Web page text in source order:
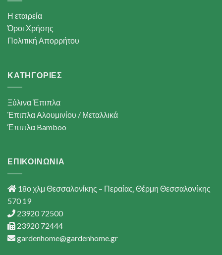
Η εταιρεία
Όροι Χρήσης
Πολιτική Απορρήτου
ΚΑΤΗΓΟΡΙΕΣ
Ξύλινα Έπιπλα
Έπιπλα Αλουμινίου / Μεταλλικά
Έπιπλα Bamboo
ΕΠΙΚΟΙΝΩΝΙΑ
18ο χλμ Θεσσαλονίκης – Περαίας, Θέρμη Θεσσαλονίκης
570 19
23920 72500
23920 72444
gardenhome@gardenhome.gr